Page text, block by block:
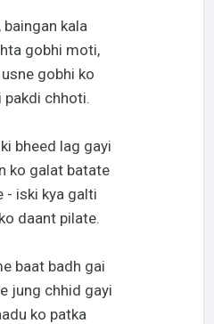
kala
gobhi moti,
gobhi ko
pakdi chhoti.
bheed lag gayi
ko galat batate
- iski kya galti
daant pilate.
baat badh gai
jung chhid gayi
ko patka